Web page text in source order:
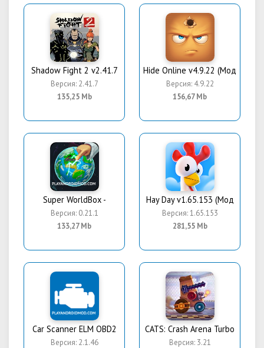
Shadow Fight 2 v2.41.7
Версия: 2.41.7
135,25 Mb
Hide Online v4.9.22 (Мод
Версия: 4.9.22
156,67 Mb
Super WorldBox -
Версия: 0.21.1
133,27 Mb
Hay Day v1.65.153 (Мод
Версия: 1.65.153
281,55 Mb
Car Scanner ELM OBD2
Версия: 2.1.46
CATS: Crash Arena Turbo
Версия: 3.21